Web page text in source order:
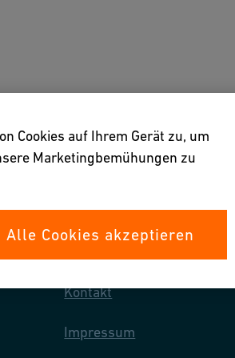
Land
Kontakt
Impressum
Cookies auf Ihrem Gerät zu, um
Marketingbemühungen zu
Alle Cookies akzeptieren